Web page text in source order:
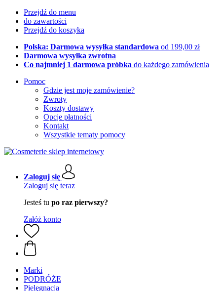
Przejdź do menu
do zawartości
Przejdź do koszyka
Polska: Darmowa wysyłka standardowa od 199,00 zł
Darmowa wysyłka zwrotna
Co najmniej 1 darmowa próbka do każdego zamówienia
Pomoc
Gdzie jest moje zamówienie?
Zwroty
Koszty dostawy
Opcje płatności
Kontakt
Wszystkie tematy pomocy
Zaloguj się
Zaloguj się teraz
Jesteś tu po raz pierwszy?
Załóż konto
Marki
PODRÓŻE
Pielęgnacja